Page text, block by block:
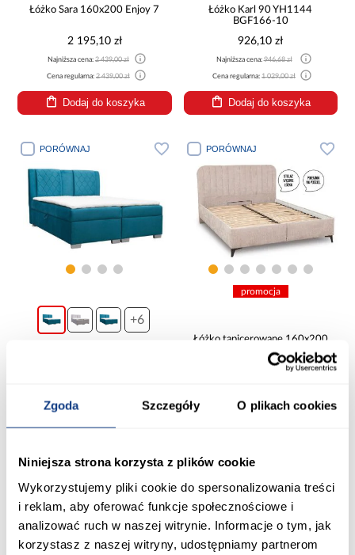
Zgoda Szczegóły O plikach cookies
Niniejsza strona korzysta z plików cookie
Wykorzystujemy pliki cookie do spersonalizowania treści
i reklam, aby oferować funkcje społecznościowe i
analizować ruch w naszej witrynie. Informacje o tym, jak
korzystasz z naszej witryny, udostępniamy partnerom
Łóżko Sara 160x200 Enjoy 7
2 195,10 zł
Najniższa cena: 2 439,00 zł
Cena regularna: 2 439,00 zł
Dodaj do koszyka
Łóżko Karl 90 YH1144
BGF166-10
926,10 zł
Najniższa cena:946,68 zł
Cena regularna:1 029,00 zł
Dodaj do koszyka
PORÓWNAJ
+6
PORÓWNAJ
promocja
Łóżko tapicerowane 160x200
Leo beżowy
2 147,99 zł
Cena regularna:2 349,99 zł
PORÓWNAJ PORÓWNAJ